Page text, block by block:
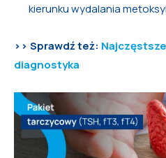
kierunku wydalania
>> Sprawdź też:
diagnostyka